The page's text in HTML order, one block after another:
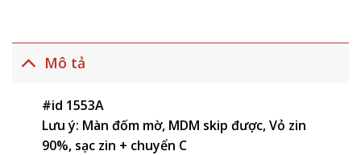
Mô tả
#id 1553A
Lưu ý: Màn đốm mờ, MDM skip được, Vỏ zin
90%, sạc zin + chuyển C